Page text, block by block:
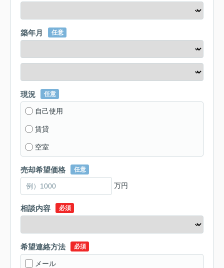
築年月 任意
現況 任意
自己使用
賃貸
空室
売却希望価格 任意
万円
相談内容 必須
希望連絡方法 必須
メール